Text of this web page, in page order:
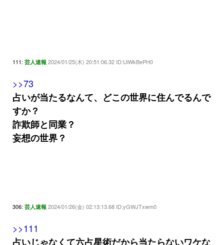
111: 芸人速報 2024/01/25(木) 20:51:06.32 ID:UiWkBePH0
>>73
占いが当たるなんて、どこの世界に住んでるんで
すか？
詐欺師と同業？
妄想の世界？
306: 芸人速報 2024/01/26(金) 02:13:13.68 ID:yGWJTxwm0
>>111
占いじゃなくて六占星術だから当たらないワケな